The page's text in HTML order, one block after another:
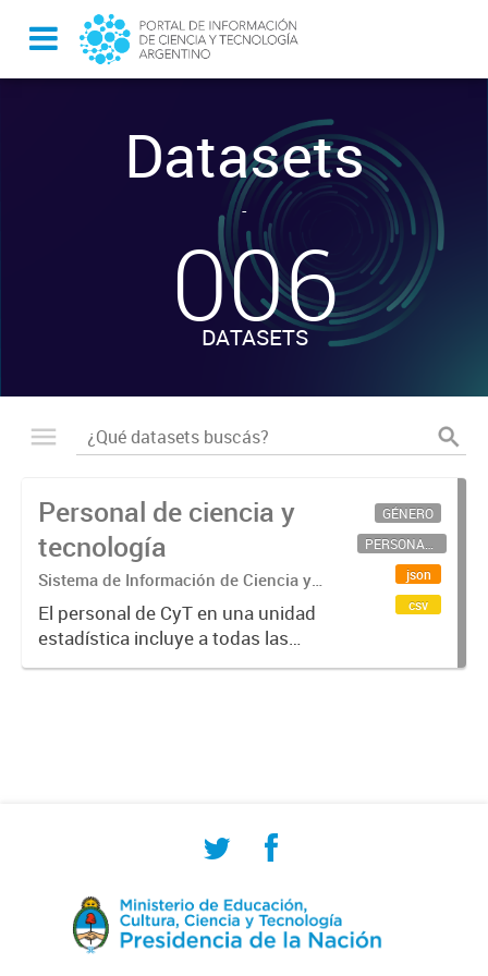
Datasets
-
006
DATASETS
Personal de ciencia y
tecnología
Sistema de Información de Ciencia y
Tecnología Argentino (SICYTAR)
El personal de CyT en una unidad
estadística incluye a todas las
personas involucradas
GÉNERO
PERSONAL CIENTÍFICO-TECNOLÓGICO
json
csv